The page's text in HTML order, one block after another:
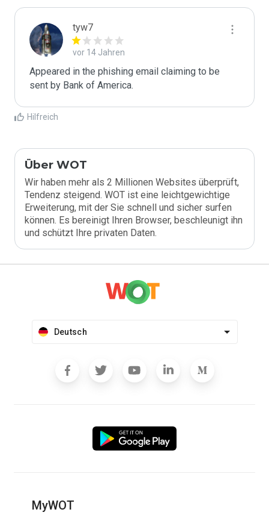
tyw7
vor 14 Jahren
Appeared in the phishing email claiming to be
sent by Bank of America.
Hilfreich
Über WOT
Wir haben mehr als 2 Millionen Websites überprüft,
Tendenz steigend. WOT ist eine leichtgewichtige
Erweiterung, mit der Sie schnell und sicher surfen
können. Es bereinigt Ihren Browser, beschleunigt ihn
und schützt Ihre privaten Daten.
Deutsch
MyWOT